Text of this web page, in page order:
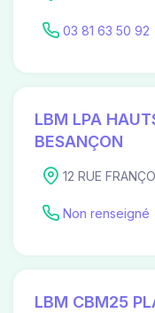
03 81 63 50 92
LBM LPA
BESANÇON
12 RUE
Non renseigné
LBM CBM25